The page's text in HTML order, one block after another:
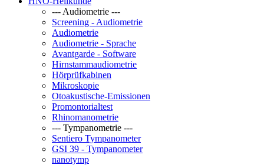
--- Audiometrie ---
Screening - Audiometrie
Audiometrie
Audiometrie - Sprache
Avantgarde - Software
Hirnstammaudiometrie
Hörprüfkabinen
Mikroskopie
Otoakustische-Emissionen
Promontorialtest
Rhinomanometrie
--- Tympanometrie ---
Sentiero Tympanometer
GSI 39 - Tympanometer
nanotymp